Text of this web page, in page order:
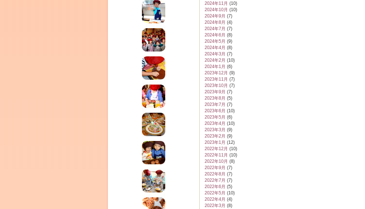
2024年11月 (10)
2024年10月 (10)
2024年9月 (7)
2024年8月 (4)
2024年7月 (7)
2024年6月 (8)
2024年5月 (9)
2024年4月 (8)
2024年3月 (7)
2024年2月 (10)
2024年1月 (6)
2023年12月 (9)
2023年11月 (7)
2023年10月 (7)
2023年9月 (7)
2023年8月 (5)
2023年7月 (7)
2023年6月 (10)
2023年5月 (6)
2023年4月 (10)
2023年3月 (9)
2023年2月 (9)
2023年1月 (12)
2022年12月 (10)
2022年11月 (10)
2022年10月 (8)
2022年9月 (7)
2022年8月 (7)
2022年7月 (7)
2022年6月 (5)
2022年5月 (10)
2022年4月 (4)
2022年3月 (8)